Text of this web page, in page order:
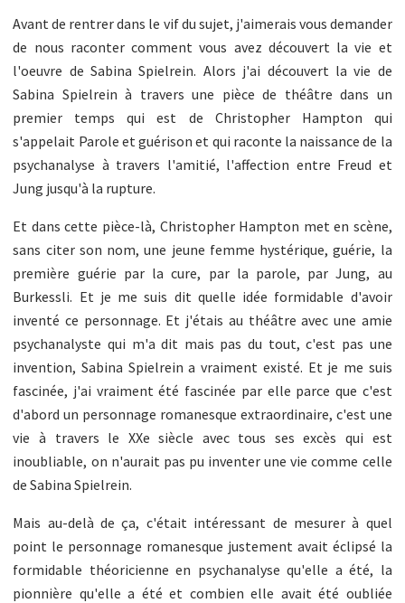
Avant de rentrer dans le vif du sujet, j'aimerais vous demander
de nous raconter comment vous avez découvert la vie et
l'oeuvre de Sabina Spielrein. Alors j'ai découvert la vie de
Sabina Spielrein à travers une pièce de théâtre dans un
premier temps qui est de Christopher Hampton qui
s'appelait Parole et guérison et qui raconte la naissance de la
psychanalyse à travers l'amitié, l'affection entre Freud et
Jung jusqu'à la rupture.
Et dans cette pièce-là, Christopher Hampton met en scène,
sans citer son nom, une jeune femme hystérique, guérie, la
première guérie par la cure, par la parole, par Jung, au
Burkessli. Et je me suis dit quelle idée formidable d'avoir
inventé ce personnage. Et j'étais au théâtre avec une amie
psychanalyste qui m'a dit mais pas du tout, c'est pas une
invention, Sabina Spielrein a vraiment existé. Et je me suis
fascinée, j'ai vraiment été fascinée par elle parce que c'est
d'abord un personnage romanesque extraordinaire, c'est une
vie à travers le XXe siècle avec tous ses excès qui est
inoubliable, on n'aurait pas pu inventer une vie comme celle
de Sabina Spielrein.
Mais au-delà de ça, c'était intéressant de mesurer à quel
point le personnage romanesque justement avait éclipsé la
formidable théoricienne en psychanalyse qu'elle a été, la
pionnière qu'elle a été et combien elle avait été oubliée